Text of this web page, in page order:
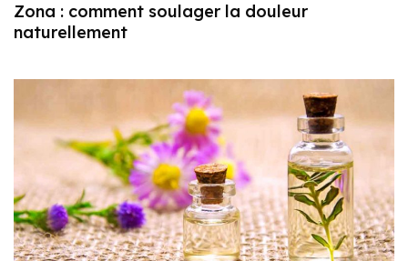
Zona : comment soulager la douleur
naturellement